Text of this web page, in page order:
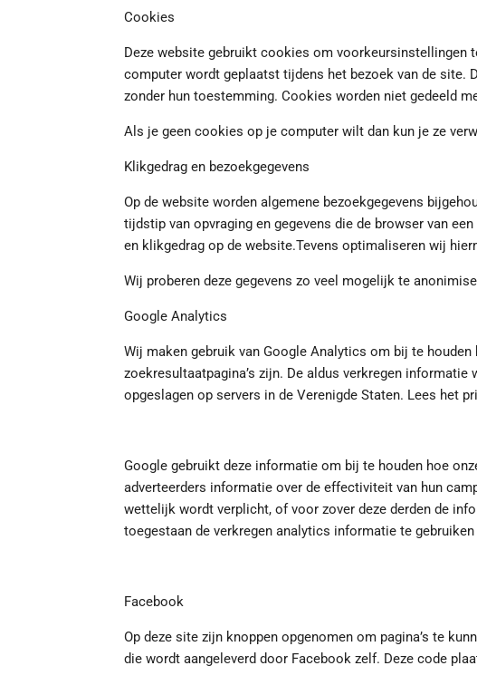
Cookies
Deze website gebruikt cookies om voorkeursinstellingen
computer wordt geplaatst tijdens het bezoek van de site.
zonder hun toestemming. Cookies worden niet gedeeld
Als je geen cookies op je computer wilt dan kun je ze
Klikgedrag en bezoekgegevens
Op de website worden algemene bezoekgegevens
tijdstip van opvraging en gegevens die de browser van
en klikgedrag op de website.Tevens optimaliseren wij
Wij proberen deze gegevens zo veel mogelijk te
Google Analytics
Wij maken gebruik van Google Analytics om bij te
zoekresultaatpagina’s zijn. De aldus verkregen
opgeslagen op servers in de Verenigde Staten. Lees het
Google gebruikt deze informatie om bij te houden hoe
adverteerders informatie over de effectiviteit van hun
wettelijk wordt verplicht, of voor zover deze derden de
toegestaan de verkregen analytics informatie te
Facebook
Op deze site zijn knoppen opgenomen om pagina’s te
die wordt aangeleverd door Facebook zelf. Deze code